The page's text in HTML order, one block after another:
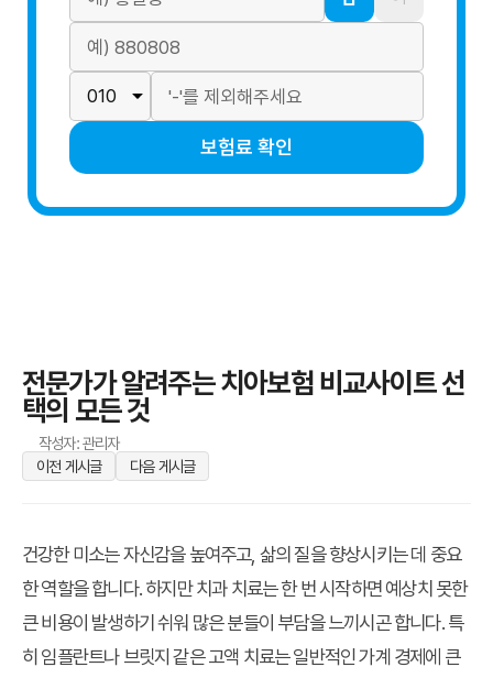
보험료 확인
전문가가 알려주는 치아보험 비교사이트 선
택의 모든 것
작성자: 관리자
이전 게시글
다음 게시글
건강한 미소는 자신감을 높여주고, 삶의 질을 향상시키는 데 중요
한 역할을 합니다. 하지만 치과 치료는 한 번 시작하면 예상치 못한
큰 비용이 발생하기 쉬워 많은 분들이 부담을 느끼시곤 합니다. 특
히 임플란트나 브릿지 같은 고액 치료는 일반적인 가계 경제에 큰